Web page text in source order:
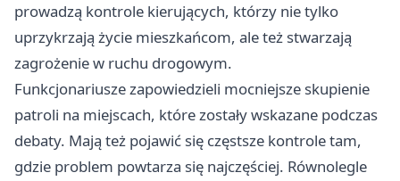
prowadzą kontrole kierujących, którzy nie tylko
uprzykrzają życie mieszkańcom, ale też stwarzają
zagrożenie w ruchu drogowym.
Funkcjonariusze zapowiedzieli mocniejsze skupienie
patroli na miejscach, które zostały wskazane podczas
debaty. Mają też pojawić się częstsze kontrole tam,
gdzie problem powtarza się najczęściej. Równolegle